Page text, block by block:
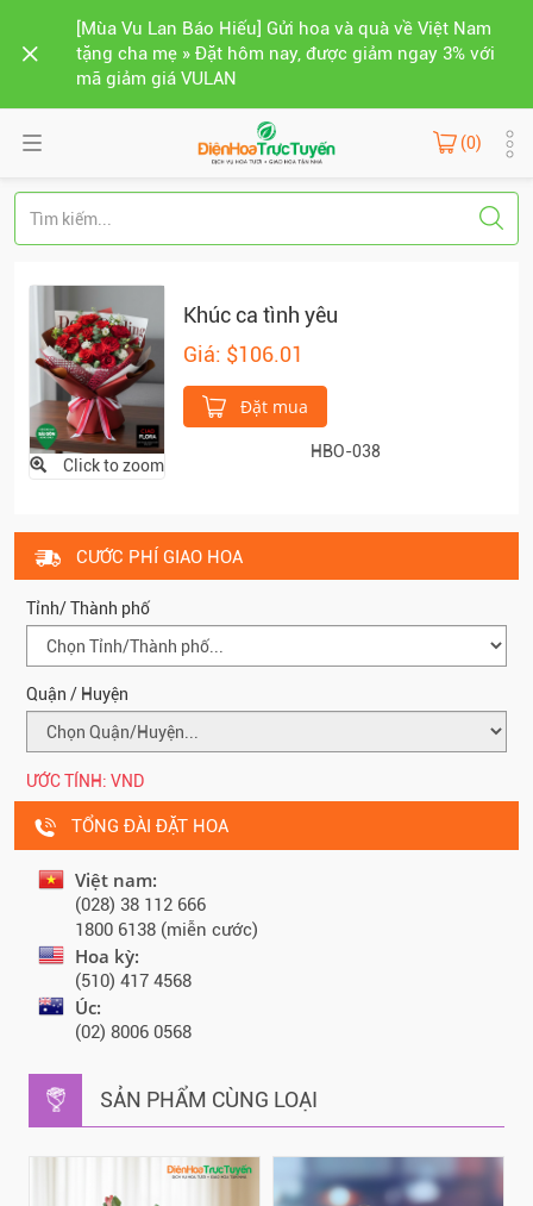
[Mùa Vu Lan Báo Hiếu] Gửi hoa và quà về Việt Nam
tặng cha mẹ » Đặt hôm nay, được giảm ngay 3% với
mã giảm giá VULAN
(0)
Click to zoom
Khúc ca tình yêu
Giá: $106.01
Đặt mua
HBO-038
CƯỚC PHÍ GIAO HOA
Tỉnh/ Thành phố
Quận / Huyện
ƯỚC TÍNH: VND
TỔNG ĐÀI ĐẶT HOA
Việt nam:
(028) 38 112 666
1800 6138 (miễn cước)
Hoa kỳ:
(510) 417 4568
Úc:
(02) 8006 0568
SẢN PHẨM CÙNG LOẠI